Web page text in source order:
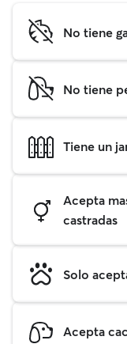
No tiene
No tiene
Tiene un
Acepta
castradas
Solo
Acepta